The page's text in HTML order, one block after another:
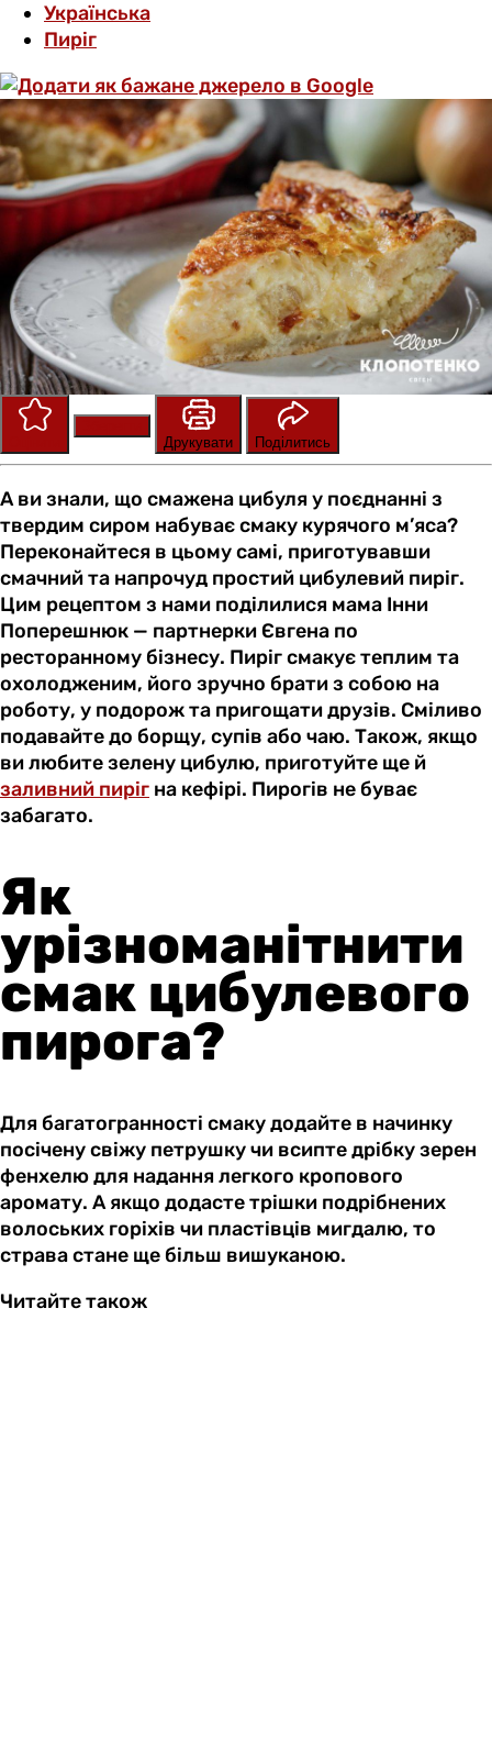
Українська
Пиріг
Друкувати
Поділитись
А ви знали, що смажена цибуля у поєднанні з
твердим сиром набуває смаку курячого м’яса?
Переконайтеся в цьому самі, приготувавши
смачний та напрочуд простий цибулевий пиріг.
Цим рецептом з нами поділилися мама Інни
Поперешнюк — партнерки Євгена по
ресторанному бізнесу. Пиріг смакує теплим та
охолодженим, його зручно брати з собою на
роботу, у подорож та пригощати друзів. Сміливо
подавайте до борщу, супів або чаю. Також, якщо
ви любите зелену цибулю, приготуйте ще й
заливний пиріг на кефірі. Пирогів не буває
забагато.
Як
урізноманітнити
смак цибулевого
пирога?
Для багатогранності смаку додайте в начинку
посічену свіжу петрушку чи всипте дрібку зерен
фенхелю для надання легкого кропового
аромату. А якщо додасте трішки подрібнених
волоських горіхів чи пластівців мигдалю, то
страва стане ще більш вишуканою.
Читайте також